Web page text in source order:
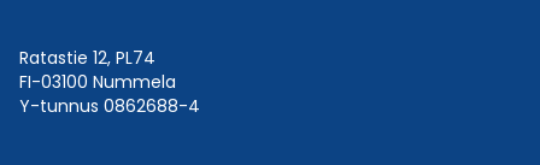
Ratastie 12, PL74
FI-03100 Nummela
Y-tunnus 0862688-4